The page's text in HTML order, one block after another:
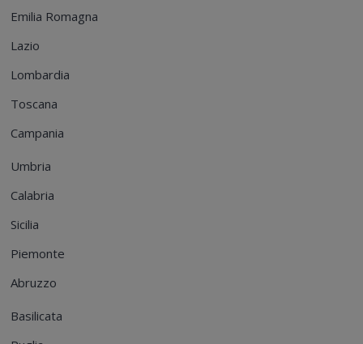
Emilia Romagna
Lazio
Lombardia
Toscana
Campania
Umbria
Calabria
Sicilia
Piemonte
Abruzzo
Basilicata